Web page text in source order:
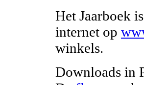
Het Jaarboek
internet op
winkels.
Downloads in